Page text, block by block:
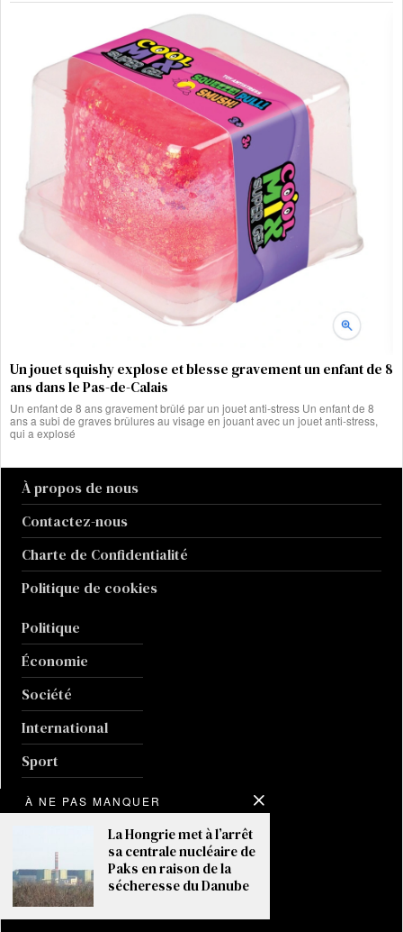
Un jouet squishy explose et blesse gravement un enfant de 8
ans dans le Pas-de-Calais
Un enfant de 8 ans gravement brûlé par un jouet anti-stress Un enfant de 8
ans a subi de graves brûlures au visage en jouant avec un jouet anti-stress,
qui a explosé
À propos de nous
Contactez-nous
Charte de Confidentialité
Politique de cookies
Politique
Économie
Société
International
Sport
Culture
Guerre en Ukraine
Climat
À NE PAS MANQUER
La Hongrie met à l’arrêt
sa centrale nucléaire de
Paks en raison de la
sécheresse du Danube